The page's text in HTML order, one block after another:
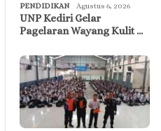
PENDIDIKAN
Agustus 6, 2026
UNP Kediri Gelar
Pagelaran Wayang Kulit …